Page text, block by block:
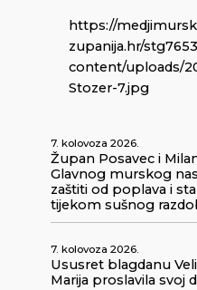
https://
zupanija.hr/
content/uploads/
Stozer-7.jpg
7. kolovoza 2026.
Župan Posavec i
Glavnog murskog
zaštiti od poplava i
tijekom sušnog
7. kolovoza 2026.
Ususret blagdanu
Marija proslavila svoj